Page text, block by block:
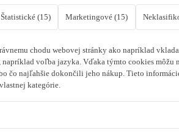
Štatistické (15) Marketingové (15)
chodu webovej stránky ako napríklad
napríklad voľba jazyka. Vďaka týmto cookies môžu
čo najľahšie dokončili jeho nákup. Tieto
kategórie.